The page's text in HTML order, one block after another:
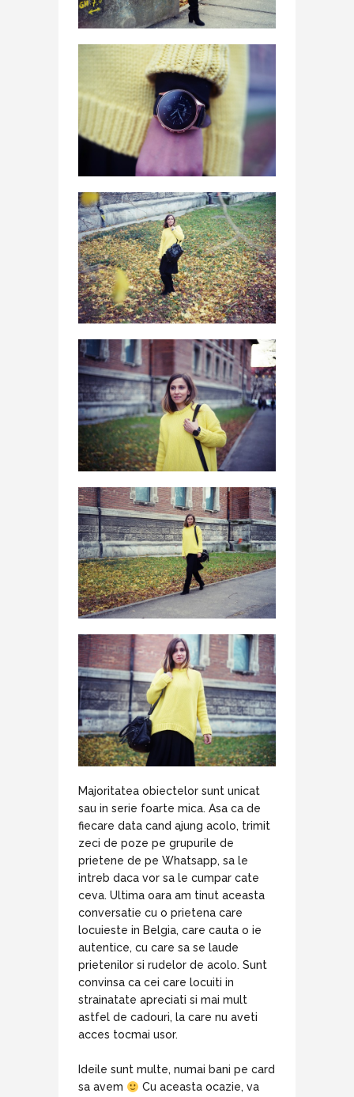
Majoritatea obiectelor sunt unicat
sau in serie foarte mica. Asa ca de
fiecare data cand ajung acolo, trimit
zeci de poze pe grupurile de
prietene de pe Whatsapp, sa le
intreb daca vor sa le cumpar cate
ceva. Ultima oara am tinut aceasta
conversatie cu o prietena care
locuieste in Belgia, care cauta o ie
autentice, cu care sa se laude
prietenilor si rudelor de acolo. Sunt
convinsa ca cei care locuiti in
strainatate apreciati si mai mult
astfel de cadouri, la care nu aveti
acces tocmai usor.
Ideile sunt multe, numai bani pe card
sa avem
Cu aceasta ocazie, va